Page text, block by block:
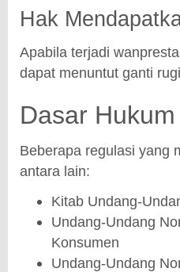
Hak
Apabila terjadi
dapat menuntut ganti
Dasar
Beberapa regulasi yang
antara lain:
Kitab Undang-
Undang-Undang
Konsumen
Undang-Undang